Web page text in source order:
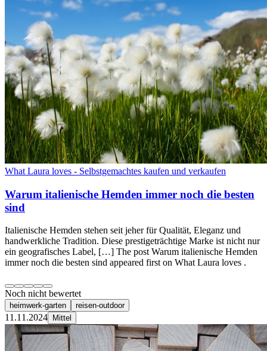
What Laura loves - Selbstgemachtes kaufen und verkaufen
Warum italienische Hemden immer noch die besten
sind
Italienische Hemden stehen seit jeher für Qualität, Eleganz und
handwerkliche Tradition. Diese prestigeträchtige Marke ist nicht nur
ein geografisches Label, […] The post Warum italienische Hemden
immer noch die besten sind appeared first on What Laura loves .
Noch nicht bewertet
heimwerk-garten reisen-outdoor
11.11.2024 Mittel